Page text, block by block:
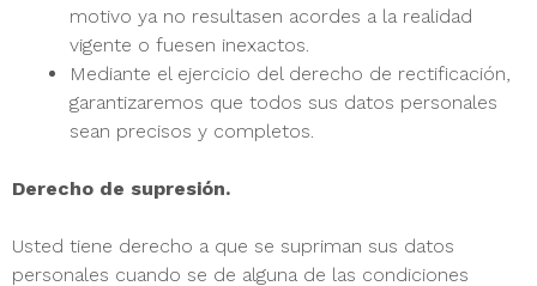
motivo ya no resultasen acordes a la realidad
vigente o fuesen inexactos.
Mediante el ejercicio del derecho de rectificación,
garantizaremos que todos sus datos personales
sean precisos y completos.
Derecho de supresión.
Usted tiene derecho a que se supriman sus datos
personales cuando se de alguna de las condiciones